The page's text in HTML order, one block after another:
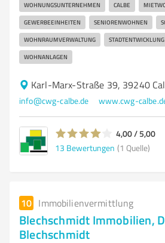
WOHNUNGSUNTERNEHMEN CALBE
GEWERBEEINHEITEN SENIORENWOHNEN
WOHNRAUMVERWALTUNG STADTENTWICKLUNG
WOHNANLAGEN
Karl-Marx-Straße 39, 39240
info@cwg-calbe.de www.cwg-
4,00 / 5,00
13 Bewertungen (1 Quelle)
10 Immobilienvermittlung
Blechschmidt Immobilien,
Blechschmidt